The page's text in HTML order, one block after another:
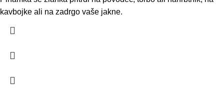
kavbojke ali na zadrgo vaše jakne.